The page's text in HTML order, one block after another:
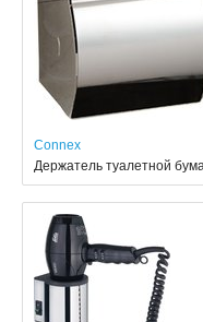
Connex
Держатель туалетной